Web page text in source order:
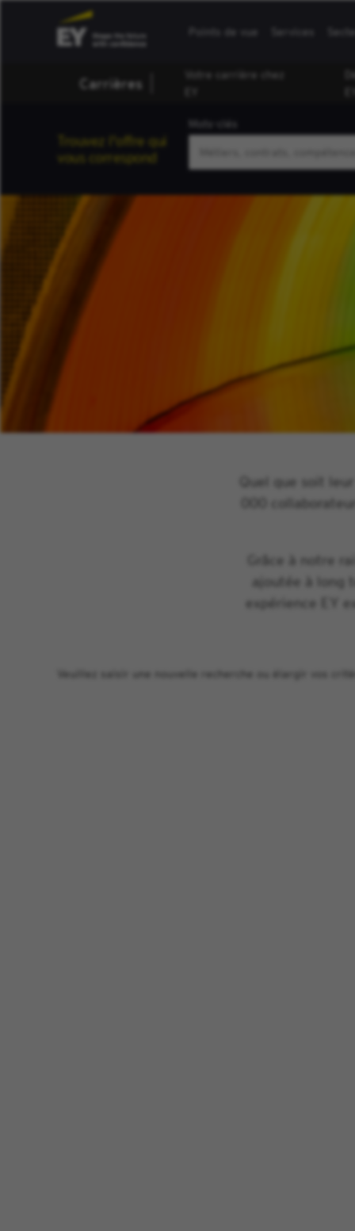
Points de vue Services
Carrières
Votre carrière chez
Trouvez l'offre qui
vous correspond
Quel que soit
000
Grâce à notre
ajoutée à long
expérience EY
Veuillez saisir une nouvelle recherche ou élargir vos